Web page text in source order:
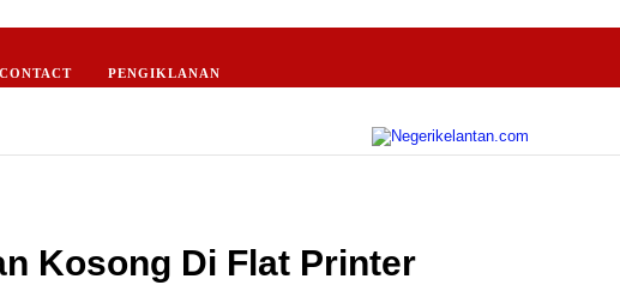
CONTACT PENGIKLANAN
Kosong Di Flat Printer